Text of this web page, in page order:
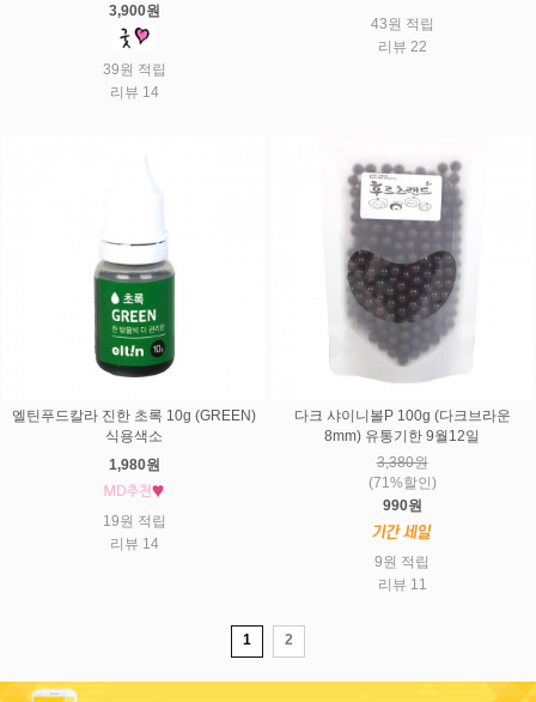
3,900원
39원 적립
리뷰 14
43원 적립
리뷰 22
엘틴푸드칼라 진한 초록 10g (GREEN)
식용색소
1,980원
19원 적립
리뷰 14
다크 샤이니볼P 100g (다크브라운
8mm) 유통기한 9월12일
3,380원
(71%할인)
990원
9원 적립
리뷰 11
1 2